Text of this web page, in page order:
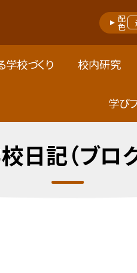
配色
校づくり 校内研究
学び
日記（ブロ